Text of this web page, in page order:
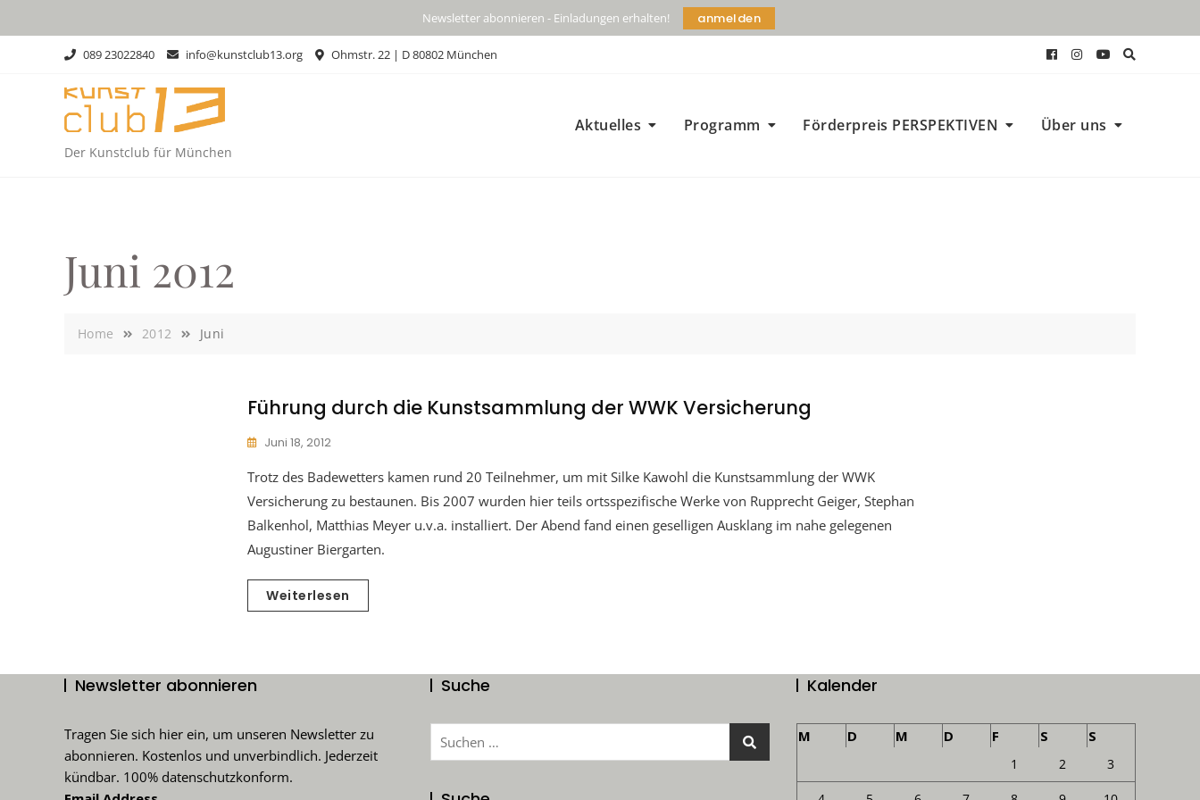
Newsletter abonnieren - Einladungen erhalten! anmelden
089 23022840 info@kunstclub13.org Ohmstr. 22 | D 80802 München
Der Kunstclub für München
Aktuelles Programm Förderpreis PERSPEKTIVEN Über uns
Juni 2012
Home 2012 Juni
Führung durch die Kunstsammlung der WWK Versicherung
Juni 18, 2012
Trotz des Badewetters kamen rund 20 Teilnehmer, um mit Silke Kawohl die Kunstsammlung der WWK
Versicherung zu bestaunen. Bis 2007 wurden hier teils ortsspezifische Werke von Rupprecht Geiger, Stephan
Balkenhol, Matthias Meyer u.v.a. installiert. Der Abend fand einen geselligen Ausklang im nahe gelegenen
Augustiner Biergarten.
Weiterlesen
Newsletter abonnieren
Tragen Sie sich hier ein, um unseren Newsletter zu
abonnieren. Kostenlos und unverbindlich. Jederzeit
kündbar. 100% datenschutzkonform.
Suche
Suchen
Kalender
M D M D F S S
1 2 3